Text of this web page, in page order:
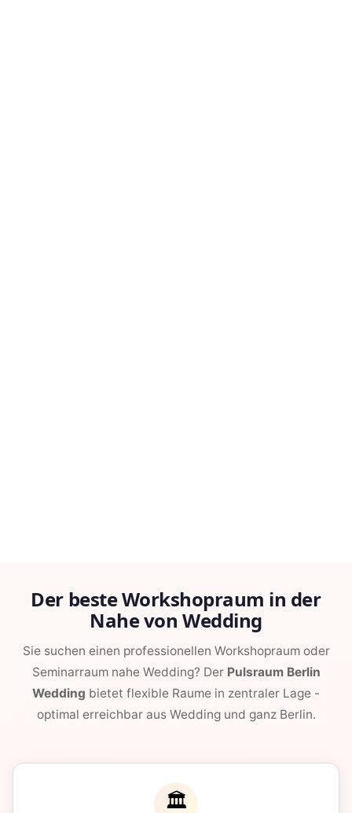
Der beste Workshopraum in der
Nahe von Wedding
Sie suchen einen professionellen Workshopraum oder
Seminarraum nahe Wedding? Der Pulsraum Berlin
Wedding bietet flexible Raume in zentraler Lage -
optimal erreichbar aus Wedding und ganz Berlin.
🏛️